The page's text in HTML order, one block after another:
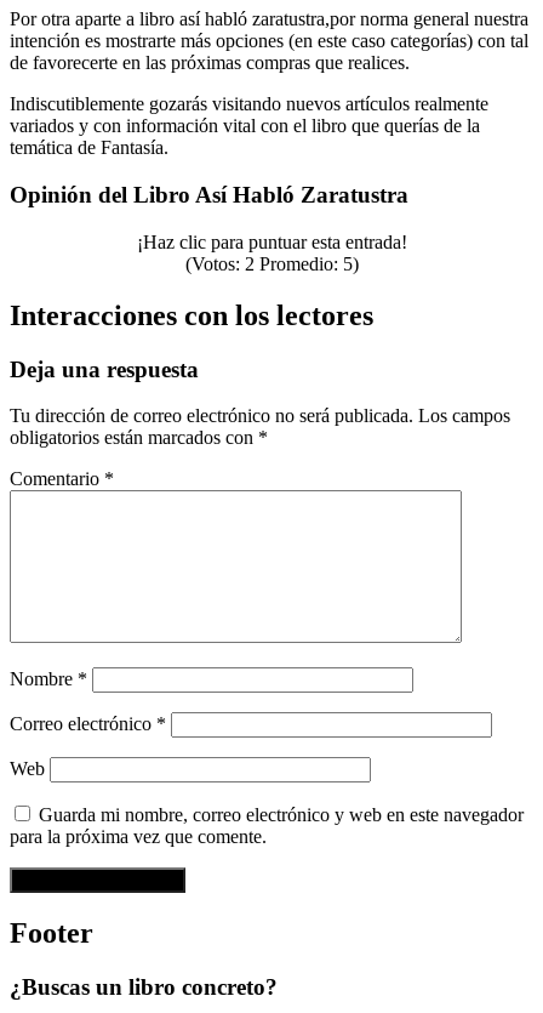
Por otra aparte a libro así habló zaratustra,por norma general nuestra
intención es mostrarte más opciones (en este caso categorías) con tal
de favorecerte en las próximas compras que realices.
Indiscutiblemente gozarás visitando nuevos artículos realmente
variados y con información vital con el libro que querías de la
temática de Fantasía.
Opinión del Libro Así Habló Zaratustra
¡Haz clic para puntuar esta entrada!
(Votos: 2 Promedio: 5)
Interacciones con los lectores
Deja una respuesta
Tu dirección de correo electrónico no será publicada. Los campos
obligatorios están marcados con *
Comentario *
Nombre *
Correo electrónico *
Web
Guarda mi nombre, correo electrónico y web en este navegador
para la próxima vez que comente.
Footer
¿Buscas un libro concreto?